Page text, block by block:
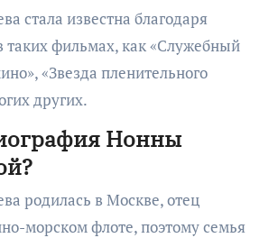
стала известна благодаря
таких фильмах, как «Служебный
«Звезда пленительного
других.
Нонны
родилась в Москве, отец
морском флоте, поэтому семья